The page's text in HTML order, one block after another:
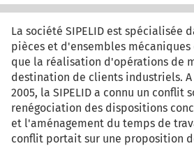
pas déclarés...) et est composé de
(cirque traditionnel et « nouveau
sur des modèles économiques
enfin, la France poursuit une
multiforme à ce secteur (écoles
subventions...) qui confère un réel
localisées en France.
La société SIPELID est spécialisée
pièces et d'ensembles
que la réalisation d'opérations de
destination de clients industriels.
2005, la SIPELID a connu un conflit
renégociation des dispositions
et l'aménagement du temps de
conflit portait sur une proposition